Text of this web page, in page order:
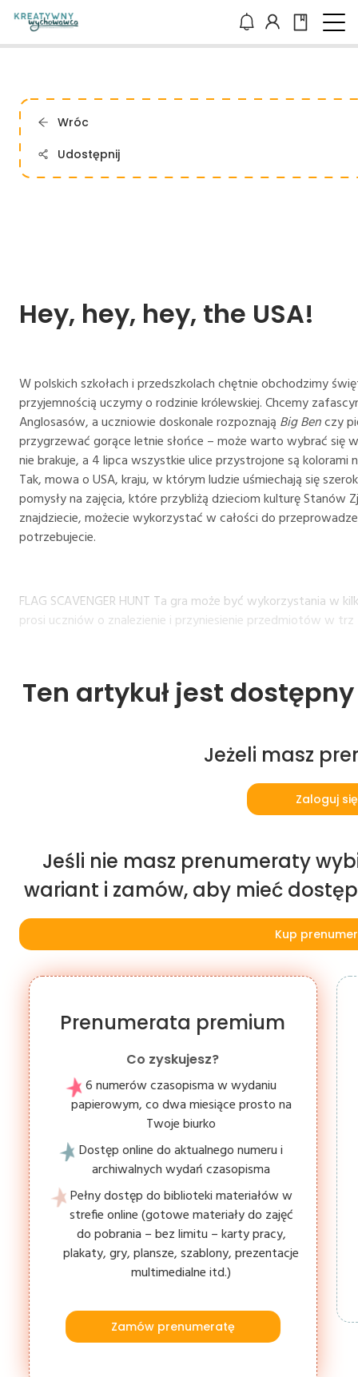
Wróc
Udostępnij
Hey, hey, hey, the USA!
W polskich szkołach i przedszkolach chętnie obchodzimy
przyjemnością uczymy o rodzinie królewskiej. Chcemy
Anglosasów, a uczniowie doskonale rozpoznają Big Benczy
przygrzewać gorące letnie słońce – może warto wybrać się
nie brakuje, a 4 lipca wszystkie ulice przystrojone są
Tak, mowa o USA, kraju, w którym ludzie uśmiechają się
pomysły na zajęcia, które przybliżą dzieciom kulturę Stanów
znajdziecie, możecie wykorzystać w całości do
potrzebujecie.
FLAG SCAVENGER HUNT Ta gra może być wykorzystania w
prosi uczniów o znalezienie i przyniesienie przedmiotów w trz
Ten artykuł jest
Jeżeli masz
Zaloguj się
Jeśli nie masz prenumeraty
wariant i zamów, aby mieć
Kup
Prenumerata premium
Co zyskujesz?
6 numerów czasopisma w wydaniu
papierowym, co dwa miesiące prosto na
Twoje biurko
Dostęp online do aktualnego numeru i
archiwalnych wydań czasopisma
Pełny dostęp do biblioteki materiałów w
strefie online (gotowe materiały do zajęć
do pobrania – bez limitu – karty pracy,
plakaty, gry, plansze, szablony, prezentacje
multimedialne itd.)
Zamów prenumeratę